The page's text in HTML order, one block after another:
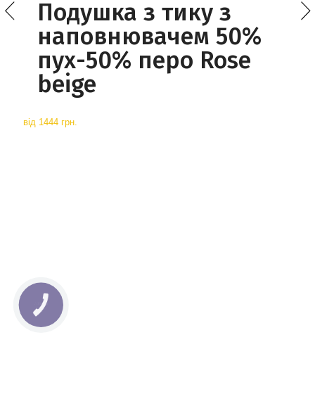
Подушка з тику з
наповнювачем 50%
пух-50% перо Rose
beige
від 1444 грн.
КНОПКА
СВЯЗИ